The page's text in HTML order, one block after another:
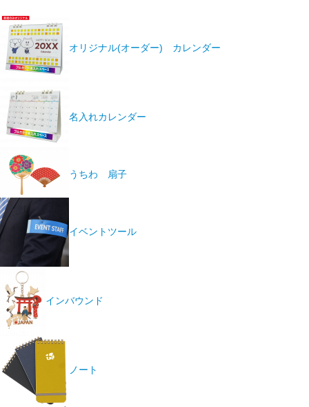
オリジナル(オーダー) カレンダー
名入れカレンダー
うちわ 扇子
イベントツール
インバウンド
ノート